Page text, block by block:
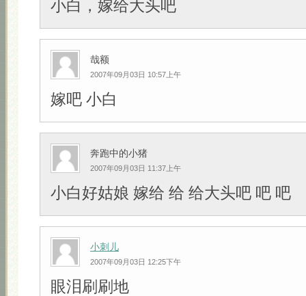
小白，嫁给大头吧
哉额
2007年09月03日 10:57上午
嫁吧 小白
奔跑中的小猪
2007年09月03日 11:37上午
小白好姑娘 嫁给 给 给大头吧 吧 吧
小刺儿
2007年09月03日 12:25下午
眼泪刷刷地